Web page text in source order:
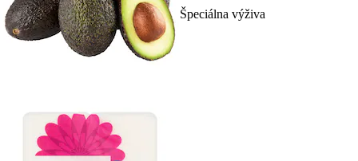
Špeciálna výživa